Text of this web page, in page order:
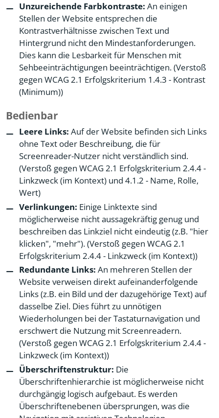
Unzureichende Farbkontraste: An einigen
Stellen der Website entsprechen die
Kontrastverhältnisse zwischen Text und
Hintergrund nicht den Mindestanforderungen.
Dies kann die Lesbarkeit für Menschen mit
Sehbeeinträchtigungen beeinträchtigen. (Verstoß
gegen WCAG 2.1 Erfolgskriterium 1.4.3 - Kontrast
(Minimum))
Bedienbar
Leere Links: Auf der Website befinden sich Links
ohne Text oder Beschreibung, die für
Screenreader-Nutzer nicht verständlich sind.
(Verstoß gegen WCAG 2.1 Erfolgskriterium 2.4.4 -
Linkzweck (im Kontext) und 4.1.2 - Name, Rolle,
Wert)
Verlinkungen: Einige Linktexte sind
möglicherweise nicht aussagekräftig genug und
beschreiben das Linkziel nicht eindeutig (z.B. "hier
klicken", "mehr"). (Verstoß gegen WCAG 2.1
Erfolgskriterium 2.4.4 - Linkzweck (im Kontext))
Redundante Links: An mehreren Stellen der
Website verweisen direkt aufeinanderfolgende
Links (z.B. ein Bild und der dazugehörige Text) auf
dasselbe Ziel. Dies führt zu unnötigen
Wiederholungen bei der Tastaturnavigation und
erschwert die Nutzung mit Screenreadern.
(Verstoß gegen WCAG 2.1 Erfolgskriterium 2.4.4 -
Linkzweck (im Kontext))
Überschriftenstruktur: Die
Überschriftenhierarchie ist möglicherweise nicht
durchgängig logisch aufgebaut. Es werden
Überschriftenebenen übersprungen, was die